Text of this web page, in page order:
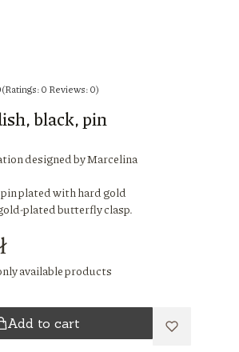
(Ratings: 0 Reviews: 0)
black, pin
designed by Marcelina
plated with hard gold
plated butterfly clasp.
available products
Add to cart